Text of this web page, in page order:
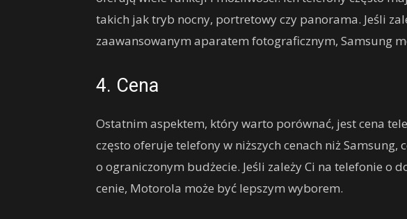
takich jak tryb nocny, portretowy czy panorama. Jeśli
zaawansowanym aparatem fotograficznym, Samsung
4. Cena
Ostatnim aspektem, który warto porównać, jest cena
często oferuje telefony w niższych cenach niż Samsung,
o ograniczonym budżecie. Jeśli zależy Ci na telefonie o
cenie, Motorola może być lepszym wyborem.